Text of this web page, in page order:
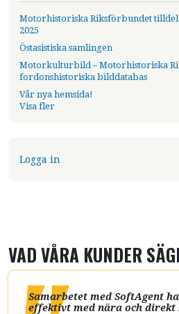
-1962, sökformulär
läroböcker,
uppslag
Motorhistoriska Riksförbundet
2025
Östasistiska samlingen
Motorkulturbild – Motorhistoriska
fordonshistoriska bilddatabas
Vår nya hemsida!
Visa fler
USER ACCOUNT MENU
Logga in
VAD VÅRA KUNDER
Samarbetet med SoftAgent
effektivt med nära och direkt